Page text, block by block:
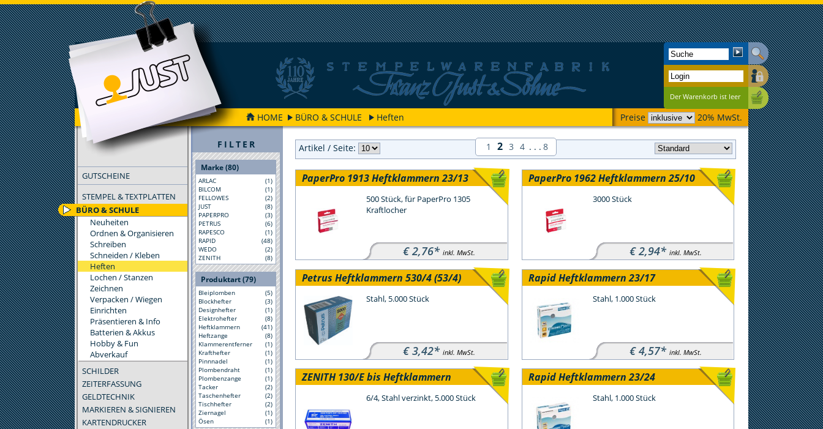
Der Warenkorb ist leer
Preise 20% MwSt.
HOME BÜRO & SCHULE Heften
GUTSCHEINE
STEMPEL & TEXTPLATTEN
BÜRO & SCHULE
Neuheiten
Ordnen & Organisieren
Schreiben
Schneiden / Kleben
Heften
Lochen / Stanzen
Zeichnen
Verpacken / Wiegen
Einrichten
Präsentieren & Info
Batterien & Akkus
Hobby & Fun
Abverkauf
SCHILDER
ZEITERFASSUNG
GELDTECHNIK
MARKIEREN & SIGNIEREN
KARTENDRUCKER
FILTER
Marke (80)
ARLAC
(1)
BILCOM
(1)
FELLOWES
(2)
JUST
(8)
PAPERPRO
(3)
PETRUS
(6)
RAPESCO
(1)
RAPID
(48)
WEDO
(2)
ZENITH
(8)
Produktart (79)
Bleiplomben
(5)
Blockhefter
(3)
Designhefter
(1)
Elektrohefter
(8)
Heftklammern
(41)
Heftzange
(8)
Klammerentferner
(1)
Krafthefter
(1)
Pinnnadel
(1)
Plombendraht
(1)
Plombenzange
(1)
Tacker
(2)
Taschenhefter
(2)
Tischhefter
(2)
Ziernagel
(1)
Ösen
(1)
Artikel / Seite: 1 2 3 4 . . . 8
PaperPro 1913 Heftklammern 23/13
500 Stück, für PaperPro 1305
Kraftlocher
€ 2,76* inkl. MwSt.
PaperPro 1962 Heftklammern 25/10
3000 Stück
€ 2,94* inkl. MwSt.
Petrus Heftklammern 530/4 (53/4)
Stahl, 5.000 Stück
€ 3,42* inkl. MwSt.
Rapid Heftklammern 23/17
Stahl, 1.000 Stück
€ 4,57* inkl. MwSt.
ZENITH 130/E bis Heftklammern
6/4, Stahl verzinkt, 5.000 Stück
Rapid Heftklammern 23/24
Stahl, 1.000 Stück